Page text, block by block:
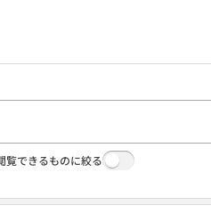
覧できるものに絞る